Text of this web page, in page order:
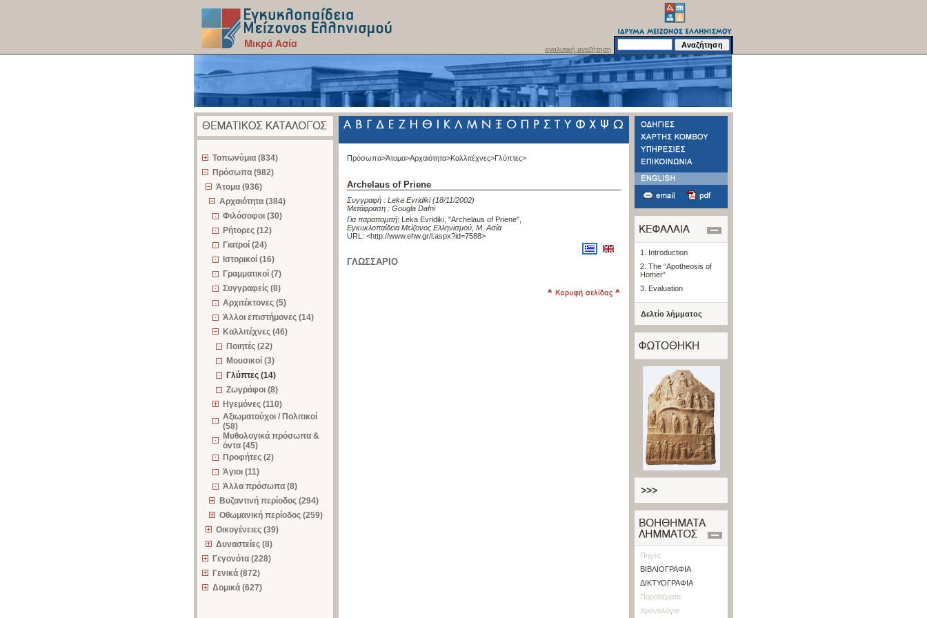
αναλυτική αναζήτηση
Τοπωνύμια (834)
Πρόσωπα (982)
Άτομα (936)
Αρχαιότητα (384)
Φιλόσοφοι (30)
Ρήτορες (12)
Γιατροί (24)
Ιστορικοί (16)
Γραμματικοί (7)
Συγγραφείς (8)
Αρχιτέκτονες (5)
Άλλοι επιστήμονες (14)
Καλλιτέχνες (46)
Ποιητές (22)
Μουσικοί (3)
Γλύπτες (14)
Ζωγράφοι (8)
Ηγεμόνες (110)
Αξιωματούχοι / Πολιτικοί
(58)
Μυθολογικά πρόσωπα &
όντα (45)
Προφήτες (2)
Άγιοι (11)
Άλλα πρόσωπα (8)
Βυζαντινή περίοδος (294)
Οθωμανική περίοδος (259)
Οικογένειες (39)
Δυναστείες (8)
Γεγονότα (228)
Γενικά (872)
Δομικά (627)
Πρόσωπα>Άτομα>Αρχαιότητα>Καλλιτέχνες>Γλύπτες>
Archelaus of Priene
Συγγραφή : Leka Evridiki (18/11/2002)
Μετάφραση : Gougla Dafni
Για παραπομπή: Leka Evridiki, "Archelaus of Priene"
Εγκυκλοπαίδεια Μείζονος Ελληνισμού, Μ. Ασία
URL: <http://www.ehw.gr/l.aspx?id=7588>
ΓΛΩΣΣΑΡΙΟ
1. Introduction
2. The “Apotheosis of
Homer”
3. Evaluation
Δελτίο λήμματος
>>>
Πηγές
ΒΙΒΛΙΟΓΡΑΦΙΑ
ΔΙΚΤΥΟΓΡΑΦΙΑ
Παραθέματα
Χρονολόγιο